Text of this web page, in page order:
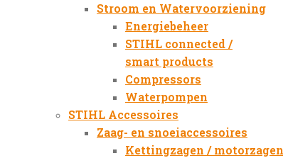
Stroom en Watervoorziening
Energiebeheer
STIHL connected /
smart products
Compressors
Waterpompen
STIHL Accessoires
Zaag- en snoeiaccessoires
Kettingzagen / motorzagen